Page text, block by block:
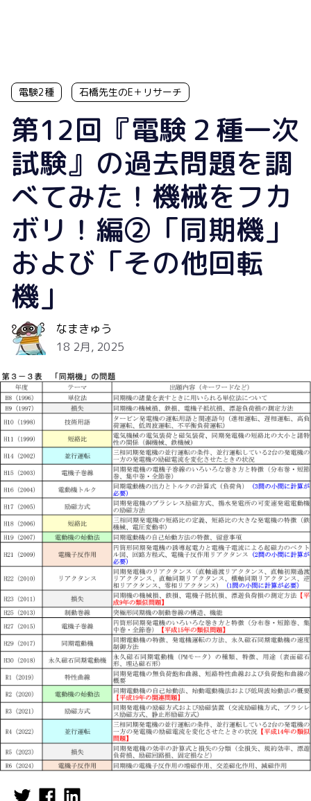
電験2種 石橋先生のE＋リサーチ
第12回『電験２種一次
試験』の過去問題を調
べてみた！機械をフカ
ボリ！編②「同期機」
および「その他回転
機」
なまきゅう
18 2月, 2025